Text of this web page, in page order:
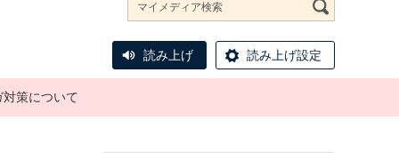
読み上げ 読み上げ設定
策について